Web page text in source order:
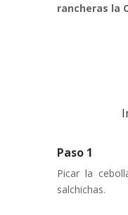
rancheras la
Paso 1
Picar la
salchichas.